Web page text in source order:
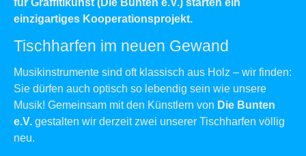
für Graffitikunst (Die Bunten e.V.) starten ein
einzigartiges Kooperationsprojekt.
Tischharfen im neuen Gewand
Musikinstrumente sind oft klassisch aus Holz – wir finden:
Sie dürfen auch optisch so lebendig sein wie unsere
Musik! Gemeinsam mit den Künstlern von Die Bunten
e.V. gestalten wir derzeit zwei unserer Tischharfen völlig
neu.